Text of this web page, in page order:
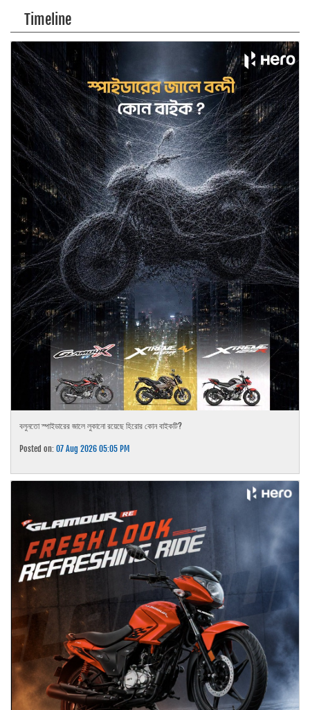
Timeline
বলুনতো স্পাইডারের জালে লুকানো রয়েছে হিরোর কোন বাইকটি?
Posted on:07 Aug 2026 05:05 PM